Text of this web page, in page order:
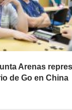
Arenas
de Go en China